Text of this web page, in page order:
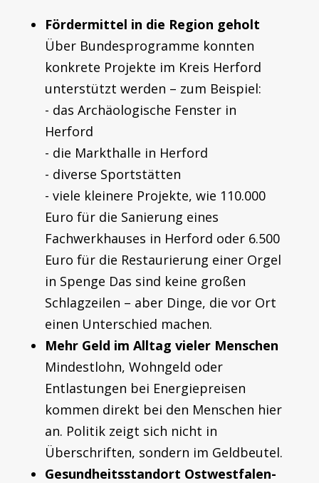
Fördermittel in die Region geholt
Über Bundesprogramme konnten
konkrete Projekte im Kreis Herford
unterstützt werden – zum Beispiel:
- das Archäologische Fenster in
Herford
- die Markthalle in Herford
- diverse Sportstätten
- viele kleinere Projekte, wie 110.000
Euro für die Sanierung eines
Fachwerkhauses in Herford oder 6.500
Euro für die Restaurierung einer Orgel
in Spenge Das sind keine großen
Schlagzeilen – aber Dinge, die vor Ort
einen Unterschied machen.
Mehr Geld im Alltag vieler Menschen
Mindestlohn, Wohngeld oder
Entlastungen bei Energiepreisen
kommen direkt bei den Menschen hier
an. Politik zeigt sich nicht in
Überschriften, sondern im Geldbeutel.
Gesundheitsstandort Ostwestfalen-